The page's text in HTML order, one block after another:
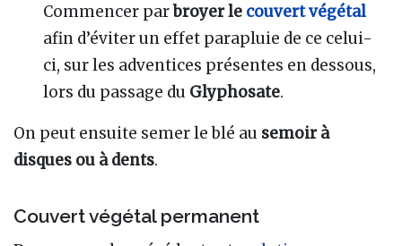
Commencer parbroyer le couvert végétal
afin d’éviter un effet parapluie de ce celui-
ci, sur les adventices présentes en dessous,
lors du passage du Glyphosate.
On peut ensuite semer le blé au semoir à
disques ou à dents.
Couvert végétal permanent